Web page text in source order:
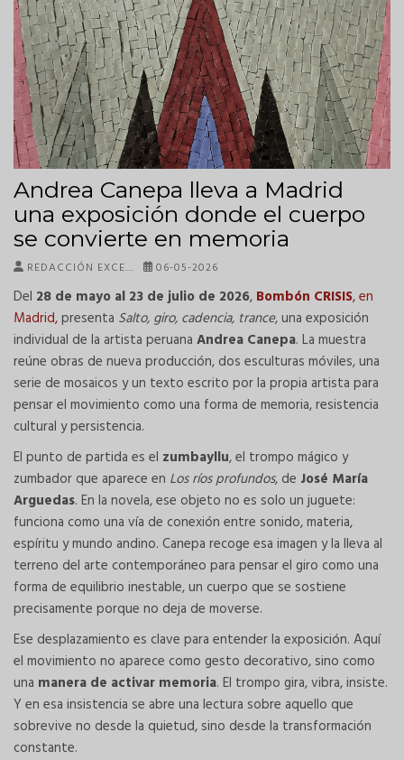
Andrea Canepa lleva a Madrid
una exposición donde el cuerpo
se convierte en memoria
REDACCIÓN EXCE… 06-05-2026
Del 28 de mayo al 23 de julio de 2026, Bombón CRISIS, en
Madrid,presenta Salto, giro, cadencia, trance, una exposición
individual de la artista peruana Andrea Canepa. La muestra
reúne obras de nueva producción, dos esculturas móviles, una
serie de mosaicos y un texto escrito por la propia artista para
pensar el movimiento como una forma de memoria, resistencia
cultural y persistencia.
El punto de partida es el zumbayllu, el trompo mágico y
zumbador que aparece en Los ríos profundos, de José María
Arguedas. En la novela, ese objeto no es solo un juguete:
funciona como una vía de conexión entre sonido, materia,
espíritu y mundo andino. Canepa recoge esa imagen y la lleva al
terreno del arte contemporáneo para pensar el giro como una
forma de equilibrio inestable, un cuerpo que se sostiene
precisamente porque no deja de moverse.
Ese desplazamiento es clave para entender la exposición. Aquí
el movimiento no aparece como gesto decorativo, sino como
una manera de activar memoria. El trompo gira, vibra, insiste.
Y en esa insistencia se abre una lectura sobre aquello que
sobrevive no desde la quietud, sino desde la transformación
constante.